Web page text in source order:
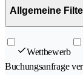
Allgemeine
Wettbewerb
Buchungsanfrage